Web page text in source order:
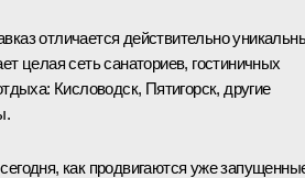
отличается действительно
целая сеть санаториев, гостиничных
Кисловодск, Пятигорск, другие
как продвигаются уже